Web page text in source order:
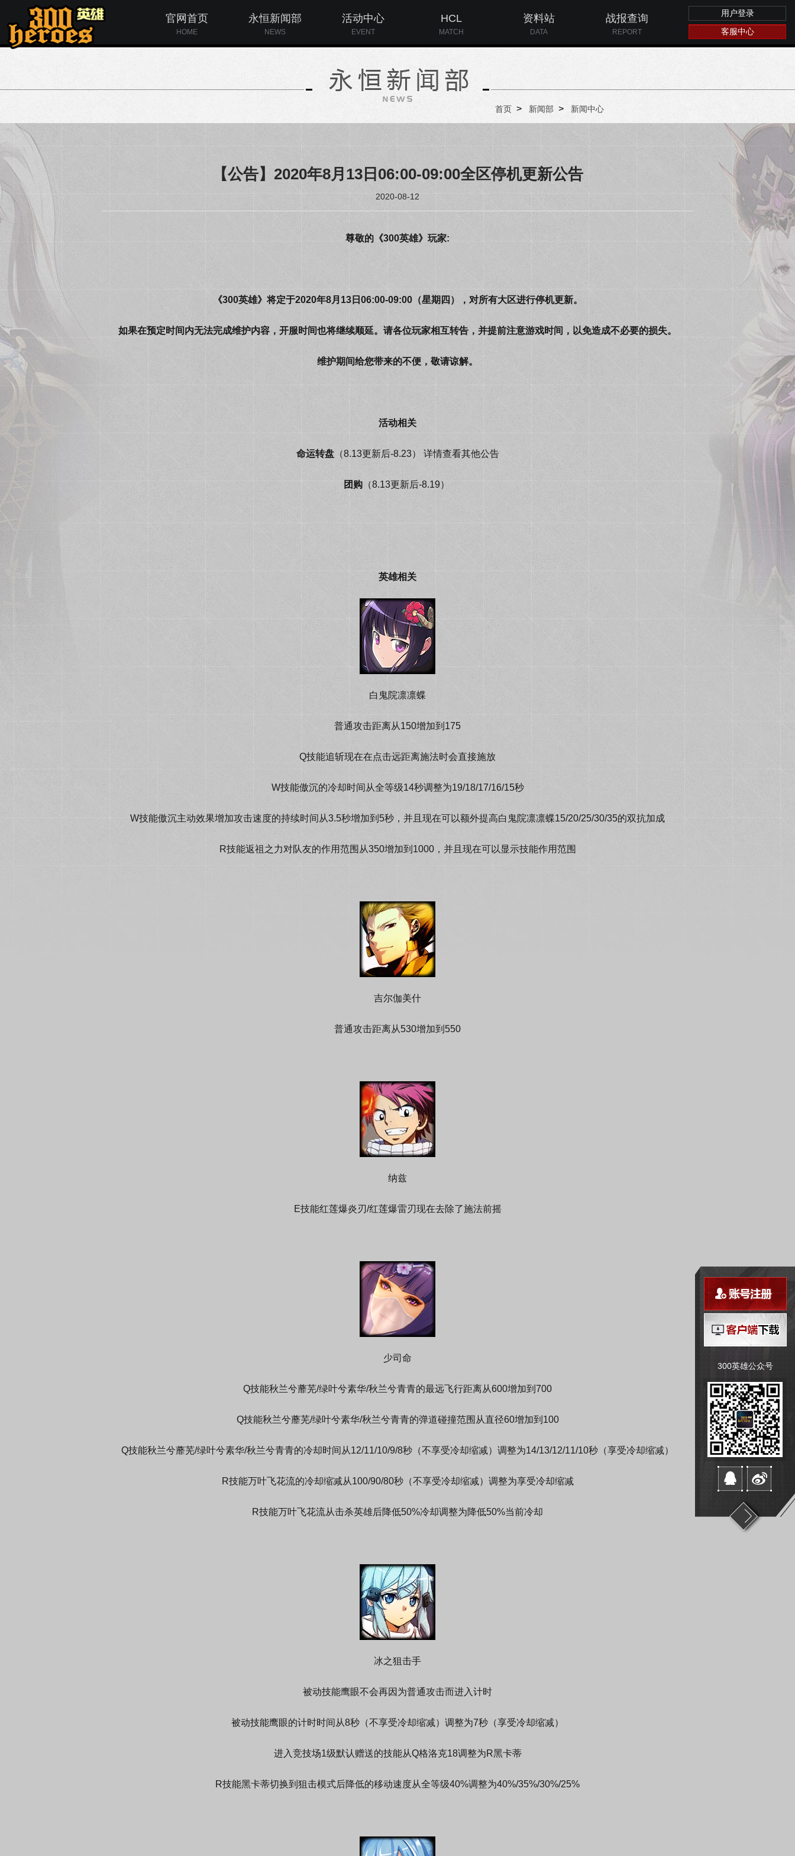
官网首页
HOME
永恒新闻部
NEWS
活动中心
EVENT
HCL
MATCH
资料站
DATA
战报查询
REPORT
用户登录
客服中心
首页 > 新闻部 > 新闻中心
【公告】2020年8月13日06:00-09:00全区停机更新公告
2020-08-12
尊敬的《300英雄》玩家:
《300英雄》将定于2020年8月13日06:00-09:00（星期四），对所有大区进行停机更新。
如果在预定时间内无法完成维护内容，开服时间也将继续顺延。请各位玩家相互转告，并提前注意游戏时间，以免造成不必要的损失。
维护期间给您带来的不便，敬请谅解。
活动相关
命运转盘（8.13更新后-8.23） 详情查看其他公告
团购（8.13更新后-8.19）
英雄相关
白鬼院凛凛蝶
普通攻击距离从150增加到175
Q技能追斩现在在点击远距离施法时会直接施放
W技能傲沉的冷却时间从全等级14秒调整为19/18/17/16/15秒
W技能傲沉主动效果增加攻击速度的持续时间从3.5秒增加到5秒，并且现在可以额外提高白鬼院凛凛蝶15/20/25/30/35的双抗加成
R技能返祖之力对队友的作用范围从350增加到1000，并且现在可以显示技能作用范围
吉尔伽美什
普通攻击距离从530增加到550
纳兹
E技能红莲爆炎刃/红莲爆雷刃现在去除了施法前摇
少司命
Q技能秋兰兮蘼芜/绿叶兮素华/秋兰兮青青的最远飞行距离从600增加到700
Q技能秋兰兮蘼芜/绿叶兮素华/秋兰兮青青的弹道碰撞范围从直径60增加到100
Q技能秋兰兮蘼芜/绿叶兮素华/秋兰兮青青的冷却时间从12/11/10/9/8秒（不享受冷却缩减）调整为14/13/12/11/10秒（享受冷却缩减）
R技能万叶飞花流的冷却缩减从100/90/80秒（不享受冷却缩减）调整为享受冷却缩减
R技能万叶飞花流从击杀英雄后降低50%冷却调整为降低50%当前冷却
冰之狙击手
被动技能鹰眼不会再因为普通攻击而进入计时
被动技能鹰眼的计时时间从8秒（不享受冷却缩减）调整为7秒（享受冷却缩减）
进入竞技场1级默认赠送的技能从Q格洛克18调整为R黑卡蒂
R技能黑卡蒂切换到狙击模式后降低的移动速度从全等级40%调整为40%/35%/30%/25%
300英雄公众号